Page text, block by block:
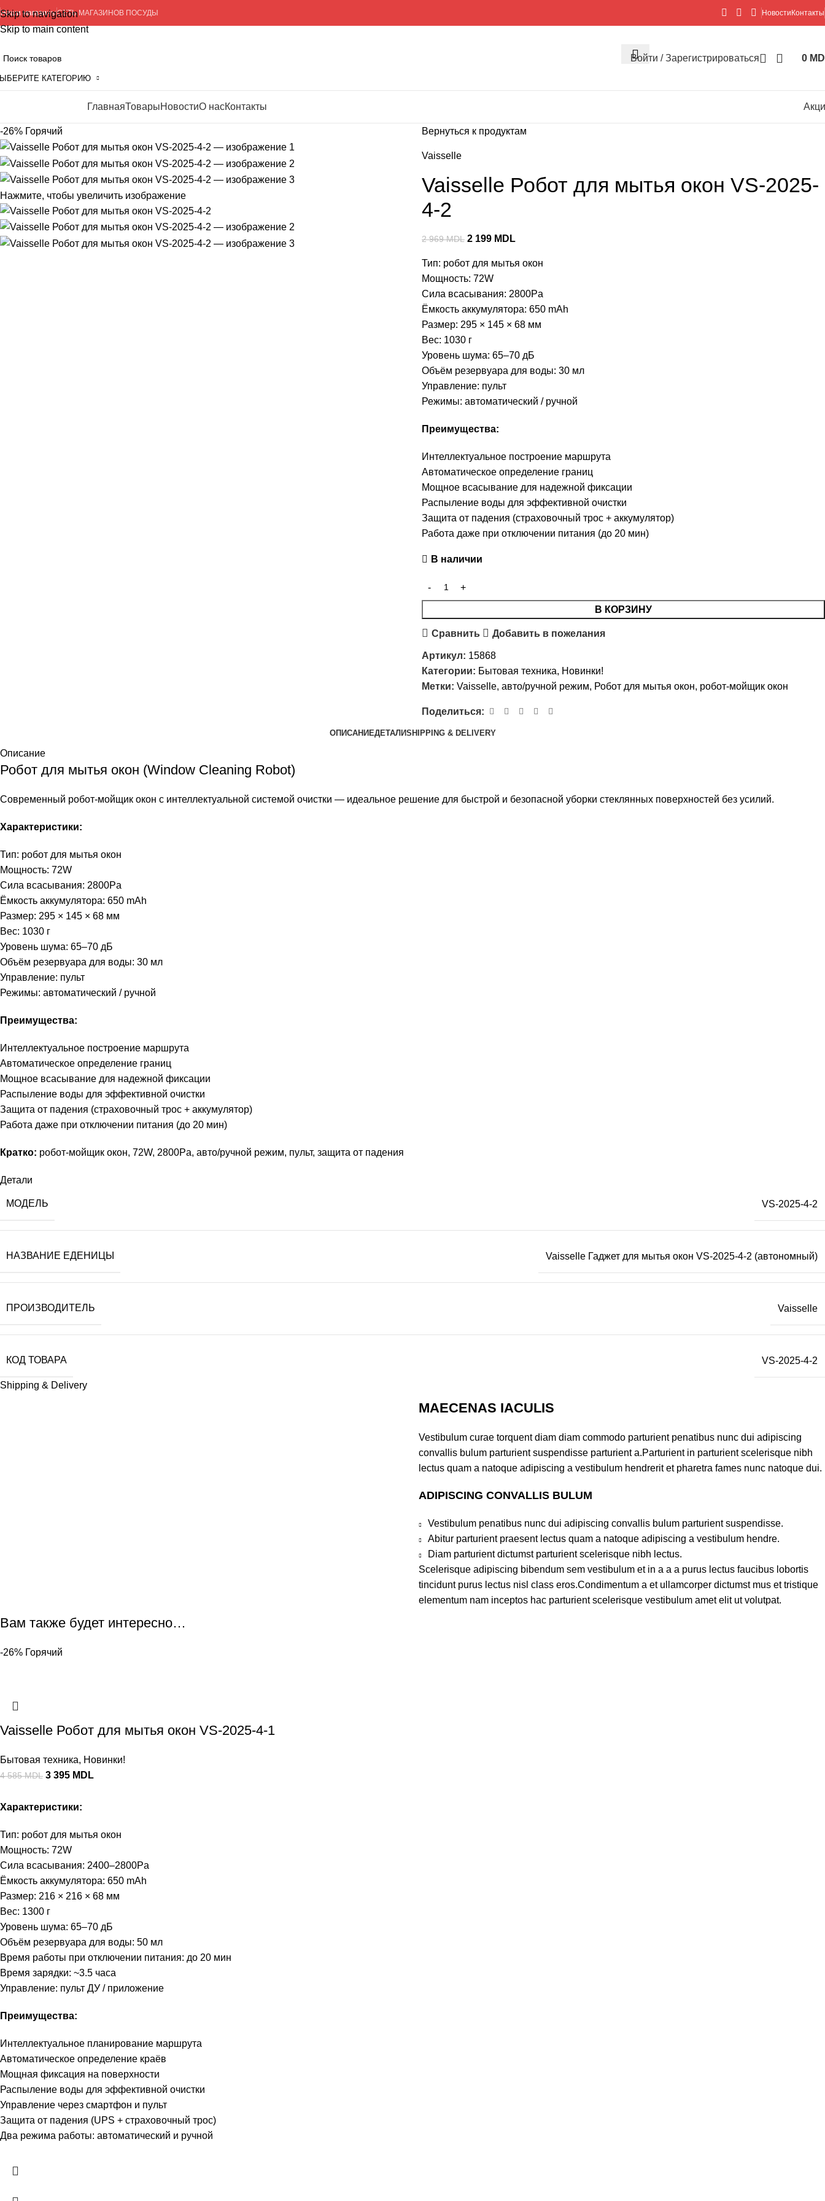
Skip to navigation
Skip to main content
Наши магазиныСЕТЬ МАГАЗИНОВ ПОСУДЫ Новости Контакты
КАТЕГОРИЮ
Войти / Зарегистрироваться 0
ГлавнаяТоварыНовостиО насКонтакты
-26% Горячий
Нажмите, чтобы увеличить изображение
Вернуться к продуктам
Vaisselle
Vaisselle Робот для мытья окон VS-2025-
4-2
2 969MDL 2 199 MDL
Тип: робот для мытья окон
Мощность: 72W
Сила всасывания: 2800Pa
Ёмкость аккумулятора: 650 mAh
Размер: 295 × 145 × 68 мм
Вес: 1030 г
Уровень шума: 65–70 дБ
Объём резервуара для воды: 30 мл
Управление: пульт
Режимы: автоматический / ручной
Преимущества:
Интеллектуальное построение маршрута
Автоматическое определение границ
Мощное всасывание для надежной фиксации
Распыление воды для эффективной очистки
Защита от падения (страховочный трос + аккумулятор)
Работа даже при отключении питания (до 20 мин)
В наличии
В КОРЗИНУ
Сравнить Добавить в пожелания
Артикул: 15868
Категории: Бытовая техника, Новинки!
Метки: Vaisselle, авто/ручной режим, Робот для мытья окон, робот-мойщик окон
Поделиться:
ОПИСАНИЕДЕТАЛИSHIPPING & DELIVERY
Описание
Робот для мытья окон (Window Cleaning Robot)
Современный робот-мойщик окон с интеллектуальной системой очистки — идеальное решение для быстрой и безопасной уборки стеклянных поверхностей без усилий.
Характеристики:
Тип: робот для мытья окон
Мощность: 72W
Сила всасывания: 2800Pa
Ёмкость аккумулятора: 650 mAh
Размер: 295 × 145 × 68 мм
Вес: 1030 г
Уровень шума: 65–70 дБ
Объём резервуара для воды: 30 мл
Управление: пульт
Режимы: автоматический / ручной
Преимущества:
Интеллектуальное построение маршрута
Автоматическое определение границ
Мощное всасывание для надежной фиксации
Распыление воды для эффективной очистки
Защита от падения (страховочный трос + аккумулятор)
Работа даже при отключении питания (до 20 мин)
Кратко: робот-мойщик окон, 72W, 2800Pa, авто/ручной режим, пульт, защита от падения
Детали
МОДЕЛЬ VS-2025-4-2
НАЗВАНИЕ ЕДЕНИЦЫ Vaisselle Гаджет для мытья окон VS-2025-4-2 (автономный)
ПРОИЗВОДИТЕЛЬ Vaisselle
КОД ТОВАРА VS-2025-4-2
Shipping & Delivery
MAECENAS IACULIS
Vestibulum curae torquent diam diam commodo parturient penatibus nunc dui adipiscing
convallis bulum parturient suspendisse parturient a.Parturient in parturient scelerisque nibh
lectus quam a natoque adipiscing a vestibulum hendrerit et pharetra fames nunc natoque dui.
ADIPISCING CONVALLIS BULUM
Vestibulum penatibus nunc dui adipiscing convallis bulum parturient suspendisse.
Abitur parturient praesent lectus quam a natoque adipiscing a vestibulum hendre.
Diam parturient dictumst parturient scelerisque nibh lectus.
Scelerisque adipiscing bibendum sem vestibulum et in a a a purus lectus faucibus lobortis
tincidunt purus lectus nisl class eros.Condimentum a et ullamcorper dictumst mus et tristique
elementum nam inceptos hac parturient scelerisque vestibulum amet elit ut volutpat.
Вам также будет интересно…
-26% Горячий
Vaisselle Робот для мытья окон VS-2025-4-1
Бытовая техника, Новинки!
4 585MDL 3 395 MDL
Характеристики:
Тип: робот для мытья окон
Мощность: 72W
Сила всасывания: 2400–2800Pa
Ёмкость аккумулятора: 650 mAh
Размер: 216 × 216 × 68 мм
Вес: 1300 г
Уровень шума: 65–70 дБ
Объём резервуара для воды: 50 мл
Время работы при отключении питания: до 20 мин
Время зарядки: ~3.5 часа
Управление: пульт ДУ / приложение
Преимущества:
Интеллектуальное планирование маршрута
Автоматическое определение краёв
Мощная фиксация на поверхности
Распыление воды для эффективной очистки
Управление через смартфон и пульт
Защита от падения (UPS + страховочный трос)
Два режима работы: автоматический и ручной